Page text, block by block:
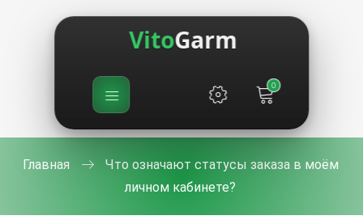
VitoGarm
0
Главная
Что означают статусы заказа в моём
личном кабинете?